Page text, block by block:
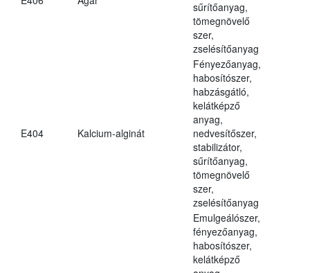
sűrítőanyag,
tömegnövelő
szer,
zselésítőanyag
E404 Kalcium-alginát
Fényezőanyag,
habosítószer,
habzásgátló,
kelátképző
anyag,
nedvesítőszer,
stabilizátor,
sűrítőanyag,
tömegnövelő
szer,
zselésítőanyag
Emulgeálószer,
fényezőanyag,
habosítószer,
kelátképző